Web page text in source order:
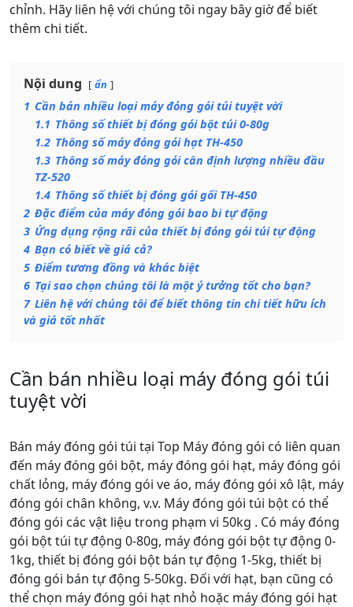
chỉnh. Hãy liên hệ với chúng tôi ngay bây giờ để biết
thêm chi tiết.
Nội dung ẩn
1 Cần bán nhiều loại máy đóng gói túi tuyệt vời
1.1 Thông số thiết bị đóng gói bột túi 0-80g
1.2 Thông số máy đóng gói hạt TH-450
1.3 Thông số máy đóng gói cân định lượng nhiều đầu
TZ-520
1.4 Thông số thiết bị đóng gói gối TH-450
2 Đặc điểm của máy đóng gói bao bì tự động
3 Ứng dụng rộng rãi của thiết bị đóng gói túi tự động
4 Bạn có biết về giá cả?
5 Điểm tương đồng và khác biệt
6 Tại sao chọn chúng tôi là một ý tưởng tốt cho bạn?
7 Liên hệ với chúng tôi để biết thông tin chi tiết hữu ích
và giá tốt nhất
Cần bán nhiều loại máy đóng gói túi
tuyệt vời
Bán máy đóng gói túi tại Top Máy đóng gói có liên quan
đến máy đóng gói bột, máy đóng gói hạt, máy đóng gói
chất lỏng, máy đóng gói ve áo, máy đóng gói xô lật, máy
đóng gói chân không, v.v. Máy đóng gói túi bột có thể
đóng gói các vật liệu trong phạm vi 50kg . Có máy đóng
gói bột túi tự động 0-80g, máy đóng gói bột tự động 0-
1kg, thiết bị đóng gói bột bán tự động 1-5kg, thiết bị
đóng gói bán tự động 5-50kg. Đối với hạt, bạn cũng có
thể chọn máy đóng gói hạt nhỏ hoặc máy đóng gói hạt